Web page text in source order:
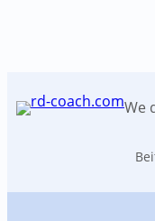
Inhalt
We